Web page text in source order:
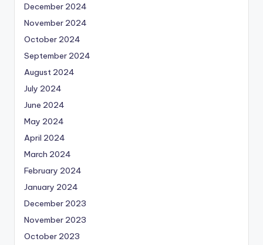
December 2024
November 2024
October 2024
September 2024
August 2024
July 2024
June 2024
May 2024
April 2024
March 2024
February 2024
January 2024
December 2023
November 2023
October 2023